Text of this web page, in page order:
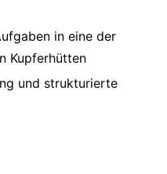
in eine der
Kupferhütten
und strukturierte